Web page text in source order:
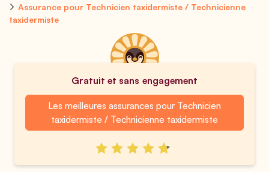
Assurance pour Technicien taxidermiste / Technicienne
taxidermiste
Gratuit et sans engagement
Les meilleures assurances pour Technicien
taxidermiste / Technicienne taxidermiste